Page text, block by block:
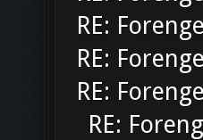
RE:
RE:
RE:
RE: